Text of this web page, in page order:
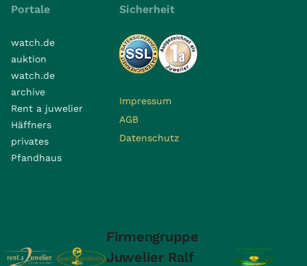
Portale
watch.de
auktion
watch.de
archive
Rent a juwelier
Häffners
privates
Pfandhaus
Sicherheit
Impressum
AGB
Datenschutz
Firmengruppe
Juwelier Ralf